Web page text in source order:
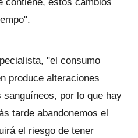
"el consumo
produce alteraciones
por lo que hay
tarde abandonemos el
el riesgo de tener